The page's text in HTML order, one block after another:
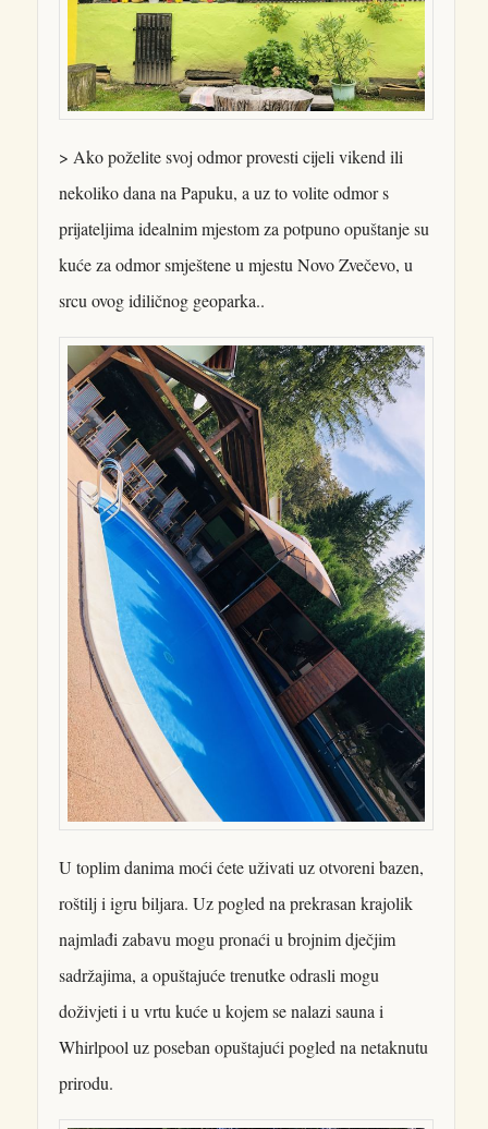
> Ako poželite svoj odmor provesti cijeli vikend ili
nekoliko dana na Papuku, a uz to volite odmor s
prijateljima idealnim mjestom za potpuno opuštanje su
kuće za odmor smještene u mjestu Novo Zvečevo, u
srcu ovog idiličnog geoparka..
U toplim danima moći ćete uživati uz otvoreni bazen,
roštilj i igru biljara. Uz pogled na prekrasan krajolik
najmlađi zabavu mogu pronaći u brojnim dječjim
sadržajima, a opuštajuće trenutke odrasli mogu
doživjeti i u vrtu kuće u kojem se nalazi sauna i
Whirlpool uz poseban opuštajući pogled na netaknutu
prirodu.